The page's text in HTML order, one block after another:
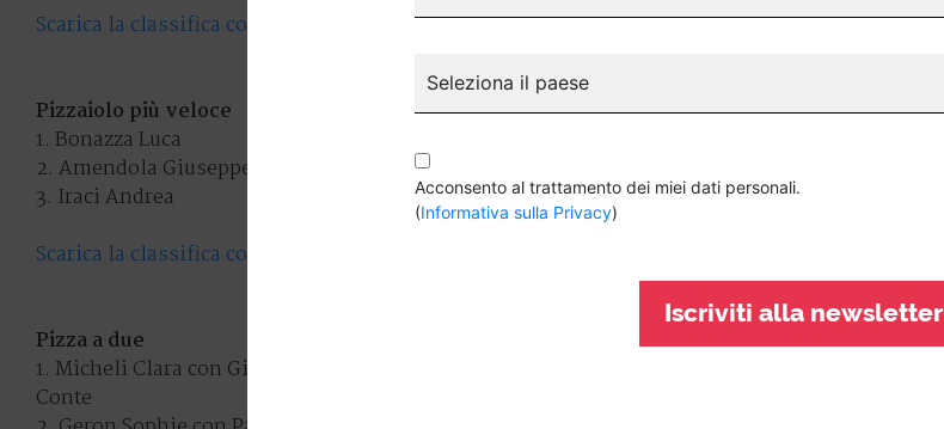
Seleziona il paese
Acconsento al trattamento dei miei dati personali.
(Informativa sulla Privacy)
Iscriviti alla newsletter
Scarica la classifica completa della categoria Pizza più larga
Pizzaiolo più veloce
1. Bonazza Luca
2. Amendola Giuseppe
3. Iraci Andrea
Scarica la classifica completa della categoria Pizzaiolo più veloce
Pizza a due
1. Micheli Clara con Giovanna Alberti | Damiano Alessandro con Daniele
Conte